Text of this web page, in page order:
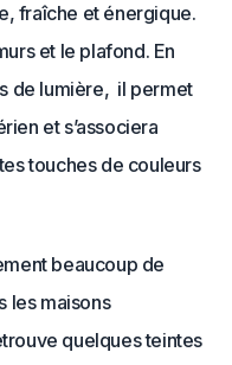
fraîche et énergique.
et le plafond. En
de lumière, il permet
et s’associera
touches de couleurs
beaucoup de
les maisons
quelques teintes